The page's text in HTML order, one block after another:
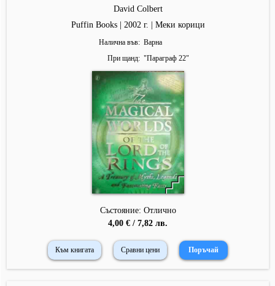
David Colbert
Puffin Books | 2002 г. | Меки корици
Налична във
Варна
При щанд
"Параграф 22"
Състояние: Отлично
4,00 € / 7,82 лв.
Към книгата Сравни цени